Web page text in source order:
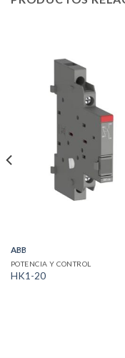
ABB
POTENCIA Y CONTROL
HK1-20